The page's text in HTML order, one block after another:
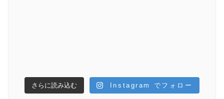
さらに読み込む Instagram でフォロー